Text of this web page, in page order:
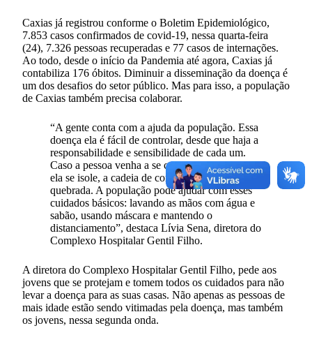
Caxias já registrou conforme o Boletim Epidemiológico,
7.853 casos confirmados de covid-19, nessa quarta-feira
(24), 7.326 pessoas recuperadas e 77 casos de internações.
Ao todo, desde o início da Pandemia até agora, Caxias já
contabiliza 176 óbitos. Diminuir a disseminação da doença é
um dos desafios do setor público. Mas para isso, a população
de Caxias também precisa colaborar.
“A gente conta com a ajuda da população. Essa
doença ela é fácil de controlar, desde que haja a
responsabilidade e sensibilidade de cada um.
Caso a pessoa venha a se contaminar, desde que
ela se isole, a cadeia de contaminação é
quebrada. A população pode ajudar com esses
cuidados básicos: lavando as mãos com água e
sabão, usando máscara e mantendo o
distanciamento”, destaca Lívia Sena, diretora do
Complexo Hospitalar Gentil Filho.
A diretora do Complexo Hospitalar Gentil Filho, pede aos
jovens que se protejam e tomem todos os cuidados para não
levar a doença para as suas casas. Não apenas as pessoas de
mais idade estão sendo vitimadas pela doença, mas também
os jovens, nessa segunda onda.